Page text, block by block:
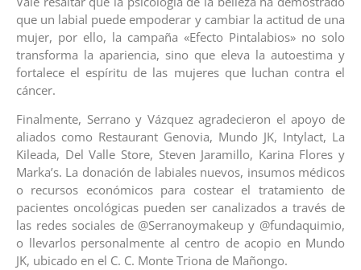
que un labial puede empoderar y cambiar la actitud de una
mujer, por ello, la campaña «Efecto Pintalabios» no solo
transforma la apariencia, sino que eleva la autoestima y
fortalece el espíritu de las mujeres que luchan contra el
cáncer.
Finalmente, Serrano y Vázquez agradecieron el apoyo de
aliados como Restaurant Genovia, Mundo JK, Intylact, La
Kileada, Del Valle Store, Steven Jaramillo, Karina Flores y
Marka’s. La donación de labiales nuevos, insumos médicos
o recursos económicos para costear el tratamiento de
pacientes oncológicas pueden ser canalizados a través de
las redes sociales de @Serranoymakeup y @fundaquimio,
o llevarlos personalmente al centro de acopio en Mundo
JK, ubicado en el C. C. Monte Triona de Mañongo.